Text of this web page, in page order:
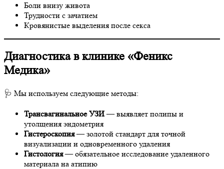
Боли внизу живота
Трудности с зачатием
Кровянистые выделения после секса
Диагностика в клинике «Феникс
Медика»
🩺 Мы используем следующие методы:
Трансвагинальное УЗИ— выявляет полипы и
утолщения эндометрия
Гистероскопия— золотой стандарт для точной
визуализации и одновременного удаления
Гистология— обязательное исследование удаленного
материала на атипию